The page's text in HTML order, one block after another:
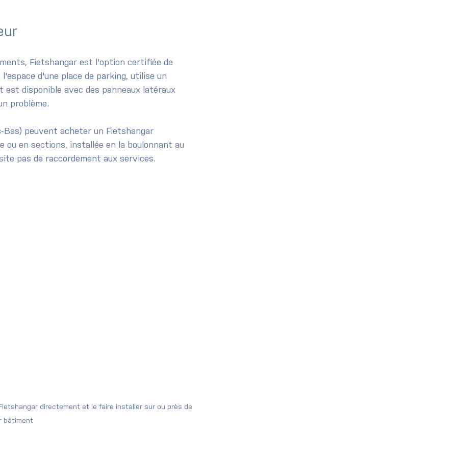
Fietshangar est l'option certifiée de
d'une place de parking, utilise un
disponible avec des panneaux latéraux
problème.
Bas) peuvent acheter un Fietshangar
en sections, installée en la boulonnant au
pas de raccordement aux services.
directement et le faire installer sur ou près de
bâtiment